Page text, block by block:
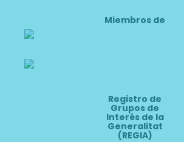
Miembros de
Registro de
Grupos de
Interés de la
Generalitat
(REGIA)